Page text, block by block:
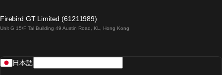
ローマからナポリまでの列車
Firebird GT Limited (61211989)
Unit G 15/F Tal Building 49 Austin Road, KL, Hong Kong
日本語